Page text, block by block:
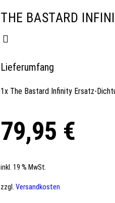
THE BASTARD
Lieferumfang
1x The Bastard Infinity Ersatz-
79,95 €
inkl. 19 % MwSt.
zzgl. Versandkosten